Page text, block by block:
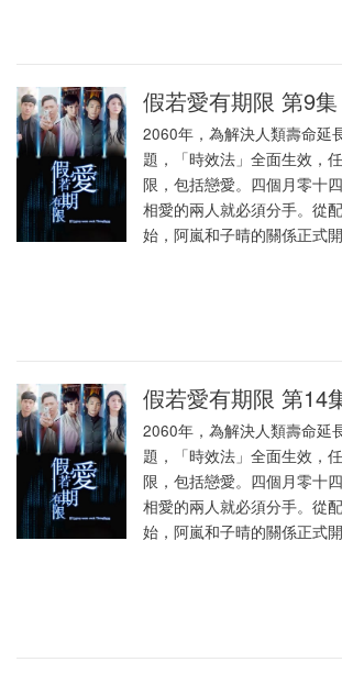
假若愛有期限 第9集
2060年，為解決人類壽命延
題，「時效法」全面生效，
限，包括戀愛。四個月零十
相愛的兩人就必須分手。從
始，阿嵐和子晴的關係正式
假若愛有期限 第14
2060年，為解決人類壽命延
題，「時效法」全面生效，
限，包括戀愛。四個月零十
相愛的兩人就必須分手。從
始，阿嵐和子晴的關係正式